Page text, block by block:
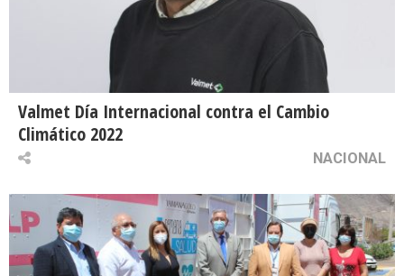
Valmet Día Internacional contra el Cambio
Climático 2022
NACIONAL